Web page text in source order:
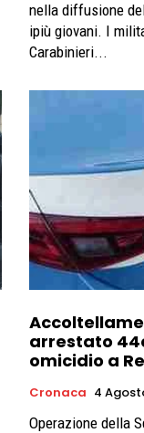
nella diffusione
ipiù giovani. I
Carabinieri...
arrestato
omicidio a
Cronaca 4
Operazione della